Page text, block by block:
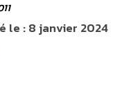
le :8 janvier 2024